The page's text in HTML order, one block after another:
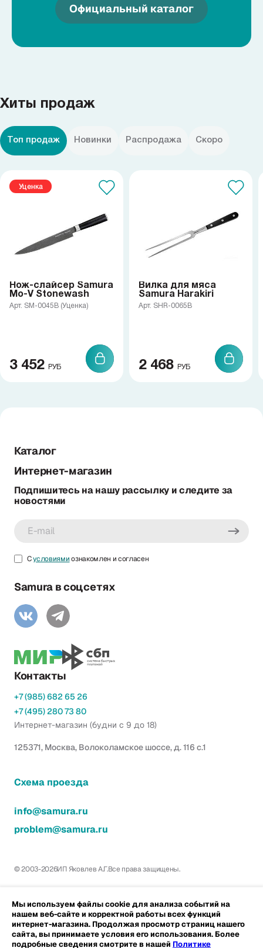
Официальный каталог
Хиты продаж
Топ продаж Новинки Распродажа Скоро
Уценка
Нож-слайсер Samura
Mo-V Stonewash
Арт. SM-0045B (Уценка)
3 452 РУБ
Вилка для мяса
Samura Harakiri
Арт. SHR-0065B
2 468 РУБ
Каталог
Интернет-магазин
Подпишитесь на нашу рассылку и следите за
новостями
Сусловиямиознакомлен и согласен
Samura в соцсетях
Контакты
+7 (985) 682 65 26
+7 (495) 280 73 80
Интернет-магазин (будни с 9 до 18)
125371, Москва, Волоколамское шоссе, д. 116 с.1
Схема проезда
info@samura.ru
problem@samura.ru
© 2003-2026ИП Яковлев А.Г.Все права защищены.
Мы используем файлы cookie для анализа событий на
нашем веб-сайте и корректной работы всех функций
интернет-магазина. Продолжая просмотр страниц нашего
сайта, вы принимаете условия его использования. Более
подробные сведения смотрите в нашей Политике